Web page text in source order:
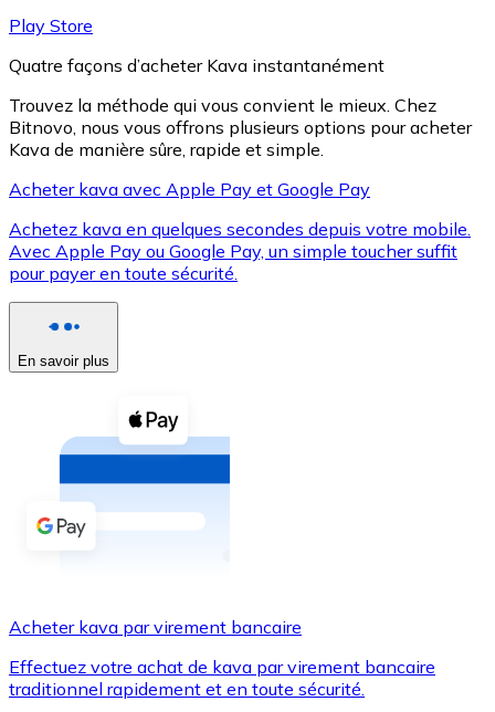
XRP
XRP
Voir toutes
Coupons crypto
Achetez des cryptomonnaies en espèces et d'autres
Acheter avec espèces
Virement SEPA
Utilisez les cartes Visa et Mastercard pour acheter
Play Store
Quatre façons d’acheter Kava instantanément
Trouvez la méthode qui vous convient le mieux. Chez
Bitnovo, nous vous offrons plusieurs options pour acheter
Kava de manière sûre, rapide et simple.
Acheter kava avec Apple Pay et Google Pay
Achetez kava en quelques secondes depuis votre mobile.
Avec Apple Pay ou Google Pay, un simple toucher suffit
pour payer en toute sécurité.
En savoir plus
Acheter kava par virement bancaire
Effectuez votre achat de kava par virement bancaire
traditionnel rapidement et en toute sécurité.